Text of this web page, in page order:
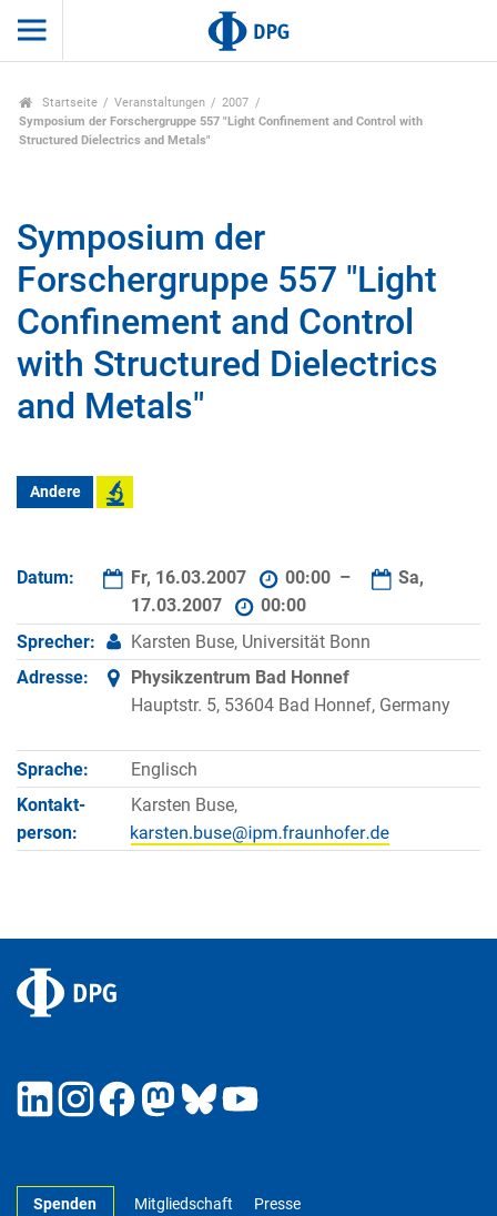
Startseite Veranstaltungen
2007
Symposium der Forschergruppe 557 "Light Confinement and Control with
Structured Dielectrics and Metals"
Symposium der
Forschergruppe 557 "Light
Confinement and Control
with Structured Dielectrics
and Metals"
Andere
Datum: Fr, 16.03.2007 00:00 –
Sa,
17.03.2007
00:00
Sprecher:
Karsten Buse, Universität Bonn
Adresse:
Physikzentrum Bad Honnef
Hauptstr. 5, 53604 Bad Honnef, Germany
Sprache:
Englisch
Kontakt­
person:
Karsten Buse,
Spenden Mitgliedschaft Presse